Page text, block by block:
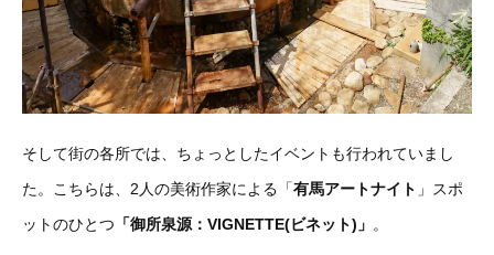
そして街の各所では、ちょっとしたイベントも行われていまし
た。こちらは、2人の美術作家による「有馬アートナイト 」スポ
ットのひとつ 「御所泉源：VIGNETTE(ビネット)」 。